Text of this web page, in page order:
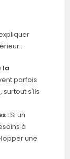
:
la
parfois
s'ils
:Si un
à
une